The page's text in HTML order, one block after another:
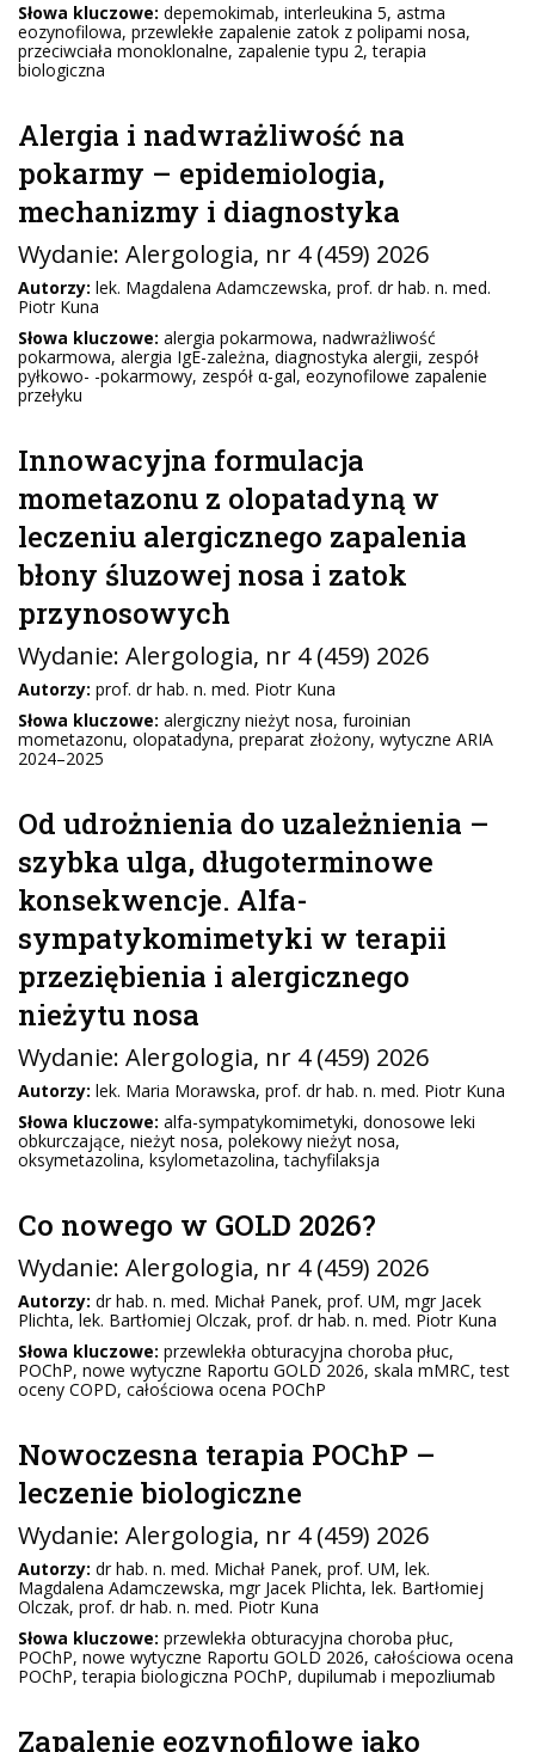
Słowa kluczowe: depemokimab, interleukina 5, astma
eozynofilowa, przewlekłe zapalenie zatok z polipami nosa,
przeciwciała monoklonalne, zapalenie typu 2, terapia
biologiczna
Alergia i nadwrażliwość na
pokarmy – epidemiologia,
mechanizmy i diagnostyka
Wydanie: Alergologia, nr 4 (459) 2026
Autorzy: lek. Magdalena Adamczewska, prof. dr hab. n. med.
Piotr Kuna
Słowa kluczowe: alergia pokarmowa, nadwrażliwość
pokarmowa, alergia IgE-zależna, diagnostyka alergii, zespół
pyłkowo- -pokarmowy, zespół α-gal, eozynofilowe zapalenie
przełyku
Innowacyjna formulacja
mometazonu z olopatadyną w
leczeniu alergicznego zapalenia
błony śluzowej nosa i zatok
przynosowych
Wydanie: Alergologia, nr 4 (459) 2026
Autorzy: prof. dr hab. n. med. Piotr Kuna
Słowa kluczowe: alergiczny nieżyt nosa, furoinian
mometazonu, olopatadyna, preparat złożony, wytyczne ARIA
2024–2025
Od udrożnienia do uzależnienia –
szybka ulga, długoterminowe
konsekwencje. Alfa-
sympatykomimetyki w terapii
przeziębienia i alergicznego
nieżytu nosa
Wydanie: Alergologia, nr 4 (459) 2026
Autorzy: lek. Maria Morawska, prof. dr hab. n. med. Piotr Kuna
Słowa kluczowe: alfa-sympatykomimetyki, donosowe leki
obkurczające, nieżyt nosa, polekowy nieżyt nosa,
oksymetazolina, ksylometazolina, tachyfilaksja
Co nowego w GOLD 2026?
Wydanie: Alergologia, nr 4 (459) 2026
Autorzy: dr hab. n. med. Michał Panek, prof. UM, mgr Jacek
Plichta, lek. Bartłomiej Olczak, prof. dr hab. n. med. Piotr Kuna
Słowa kluczowe: przewlekła obturacyjna choroba płuc,
POChP, nowe wytyczne Raportu GOLD 2026, skala mMRC, test
oceny COPD, całościowa ocena POChP
Nowoczesna terapia POChP –
leczenie biologiczne
Wydanie: Alergologia, nr 4 (459) 2026
Autorzy: dr hab. n. med. Michał Panek, prof. UM, lek.
Magdalena Adamczewska, mgr Jacek Plichta, lek. Bartłomiej
Olczak, prof. dr hab. n. med. Piotr Kuna
Słowa kluczowe: przewlekła obturacyjna choroba płuc,
POChP, nowe wytyczne Raportu GOLD 2026, całościowa ocena
POChP, terapia biologiczna POChP, dupilumab i mepozliumab
Zapalenie eozynofilowe jako